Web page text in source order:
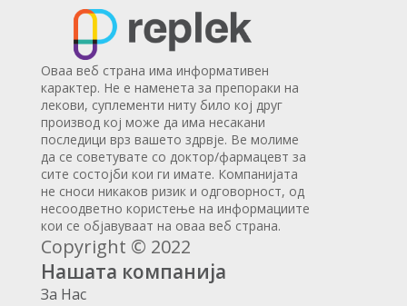
Оваа веб страна има информативен
карактер. Не е наменета за препораки на
лекови, суплементи ниту било кој друг
производ кој може да има несакани
последици врз вашето здрвје. Ве молиме
да се советувате со доктор/фармацевт за
сите состојби кои ги имате. Компанијата
не сноси никаков ризик и одговорност, од
несоодветно користење на информациите
кои се објавуваат на оваа веб страна.
Copyright © 2022
Нашата компанија
За Нас